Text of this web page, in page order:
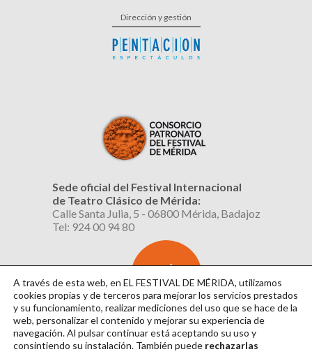
Dirección y gestión
Sede oficial del Festival Internacional
de Teatro Clásico de Mérida:
Calle Santa Julia, 5 - 06800 Mérida, Badajoz
Tel: 924 00 94 80
SUSCRÍBETE
AL BOLETÍN
A través de esta web, en EL FESTIVAL DE MÉRIDA, utilizamos
cookies propias y de terceros para mejorar los servicios prestados
y su funcionamiento, realizar mediciones del uso que se hace de la
web, personalizar el contenido y mejorar su experiencia de
navegación. Al pulsar continuarestá aceptando su uso y
consintiendo su instalación. También puede rechazarlas